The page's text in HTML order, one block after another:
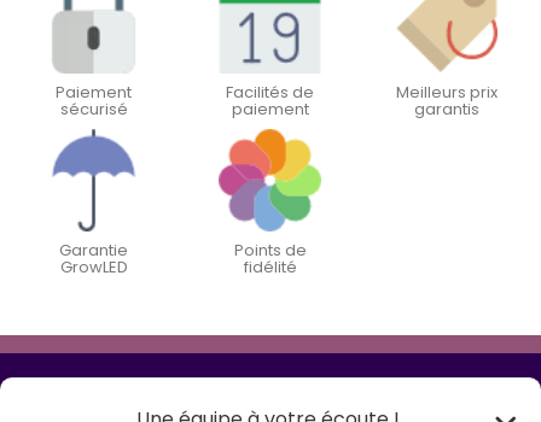
Paiement
sécurisé
Facilités de
paiement
Meilleurs prix
garantis
Garantie
GrowLED
Points de
fidélité